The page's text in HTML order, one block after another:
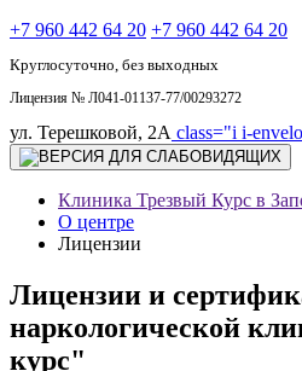
+7 960 442 64 20 +7 960 442 64 20
Круглосуточно, без выходных
Лицензия № Л041-01137-77/00293272
ул. Терешковой, 2А class="i i-
Клиника Трезвый Курс в
О центре
Лицензии
Лицензии и
наркологической
курс"